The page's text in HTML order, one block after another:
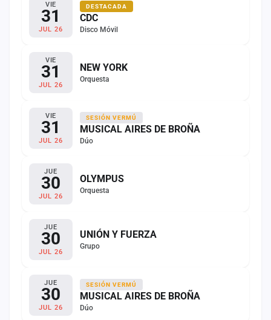
VIE
31
JUL 26
DESTACADA
CDC
Disco Móvil
VIE
31
JUL 26
NEW YORK
Orquesta
VIE
31
JUL 26
SESIÓN VERMÚ
MUSICAL AIRES DE BROÑA
Dúo
JUE
30
JUL 26
OLYMPUS
Orquesta
JUE
30
JUL 26
UNIÓN Y FUERZA
Grupo
JUE
30
JUL 26
SESIÓN VERMÚ
MUSICAL AIRES DE BROÑA
Dúo